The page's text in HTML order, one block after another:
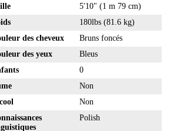
5'10" (1 m 79 cm)
180lbs (81.6 kg)
des cheveux
Bruns foncés
des yeux
Bleus
0
Non
Non
Polish